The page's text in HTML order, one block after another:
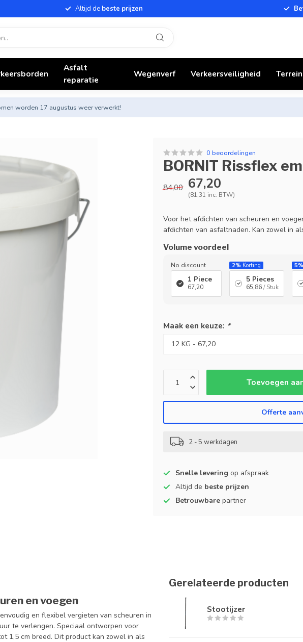
Altijd de beste prijzen
Asfalt
reparatie
Wegenverf Verkeersveiligheid
worden 17 augustus weer verwerkt!
0 beoordelingen
BORNIT Rissflex
84,00 67,20
(81,31 inc. BTW)
Voor het afdichten van scheuren en
afdichten van asfaltnaden. Kan zowel in
Volume voordeel
No discount
1 Piece
67,20
2% Korting
5 Pieces
65,86/ Stuk
5%
Maak een keuze: *
Toevoegen
Offerte
2 - 5 werkdagen
Snelle levering op afspraak
Altijd de beste prijzen
Betrouwbare partner
en voegen
en flexibel vergieten van scheuren in
te verlengen. Speciaal ontworpen voor
1,5 cm breed. Dit product kan zowel in als
Gerelateerde producten
Stootijzer